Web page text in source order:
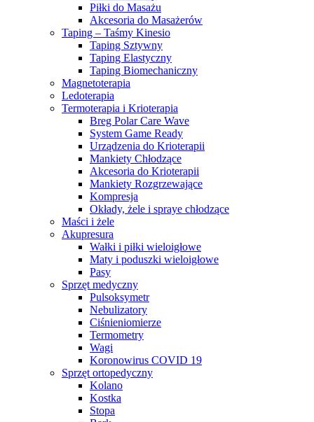
Piłki do Masażu
Akcesoria do Masażerów
Taping – Taśmy Kinesio
Taping Sztywny
Taping Elastyczny
Taping Biomechaniczny
Magnetoterapia
Ledoterapia
Termoterapia i Krioterapia
Breg Polar Care Wave
System Game Ready
Urządzenia do Krioterapii
Mankiety Chłodzące
Akcesoria do Krioterapii
Mankiety Rozgrzewające
Kompresja
Okłady, żele i spraye chłodzące
Maści i żele
Akupresura
Wałki i piłki wieloigłowe
Maty i poduszki wieloigłowe
Pasy
Sprzęt medyczny
Pulsoksymetr
Nebulizatory
Ciśnieniomierze
Termometry
Wagi
Koronowirus COVID 19
Sprzęt ortopedyczny
Kolano
Kostka
Stopa